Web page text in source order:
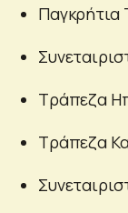
Παγκρήτια
Τράπεζα
Τράπεζα